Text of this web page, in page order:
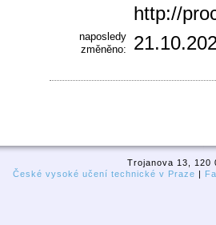
http://
naposledy
změněno:
Trojanova 13, 120
České vysoké učení technické v Praze